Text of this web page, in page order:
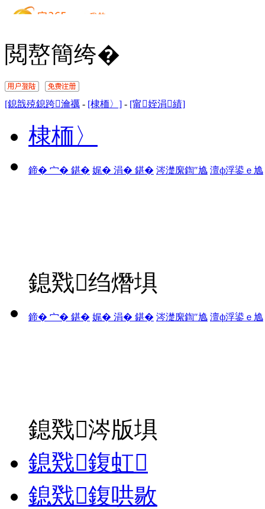
閲嶅簡绔�
[鎴戠殑鎴跨瀹禲 - [棣栭〉] - [甯姪涓績]
棣栭〉
鍗� 宀� 鍖� 娓� 涓� 鍖� 涔濋緳鍧″尯 澶ф浮鍙ｅ尯
鎴戣绉熸埧
鍗� 宀� 鍖� 娓� 涓� 鍖� 涔濋緳鍧″尯 澶ф浮鍙ｅ尯
鎴戣涔版埧
鎴戣鍑虹
鎴戣鍑哄敭